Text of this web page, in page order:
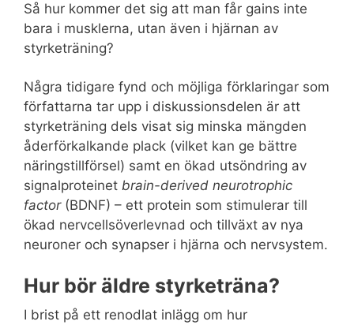
Så hur kommer det sig att man får gains inte
bara i musklerna, utan även i hjärnan av
styrketräning?
Några tidigare fynd och möjliga förklaringar som
författarna tar upp i diskussionsdelen är att
styrketräning dels visat sig minska mängden
åderförkalkande plack (vilket kan ge bättre
näringstillförsel) samt en ökad utsöndring av
signalproteinet brain-derived neurotrophic
factor(BDNF) – ett protein som stimulerar till
ökad nervcellsöverlevnad och tillväxt av nya
neuroner och synapser i hjärna och nervsystem.
Hur bör äldre styrketräna?
I brist på ett renodlat inlägg om hur